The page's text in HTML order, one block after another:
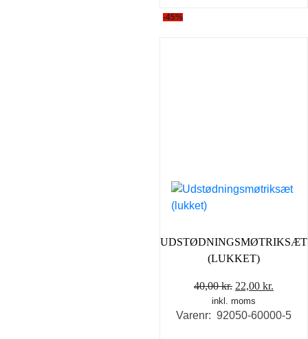
-45%
UDSTØDNINGSMØTRIKSÆT
(LUKKET)
40,00kr. Den
oprindelige
pris
22,00 kr.
pris
inkl. moms
Varenr: 92050-60000-5